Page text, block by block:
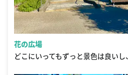
花の広場
どこにいってもずっと景色は良いし、